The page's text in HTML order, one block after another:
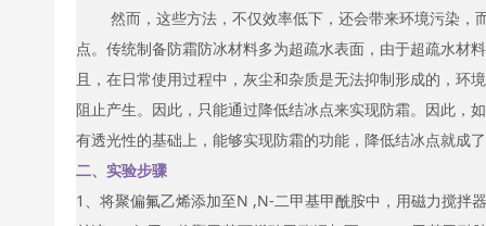
然而，这些方法，不仅效率低下，还会带来环境污染
点。传统制备防霜防冰材料多为超疏水表面，由于超疏水材
且，在日常使用过程中，灰尘和杂质是无法抑制形成的，环
阻止产生。因此，只能通过降低结冰点来实现防霜。因此，
有透光性的基础上，能够实现防霜的功能，降低结冰点就成
二、实验步骤
1、将聚偏氟乙烯添加至N ,N-二甲基甲酰胺中，用磁力搅拌